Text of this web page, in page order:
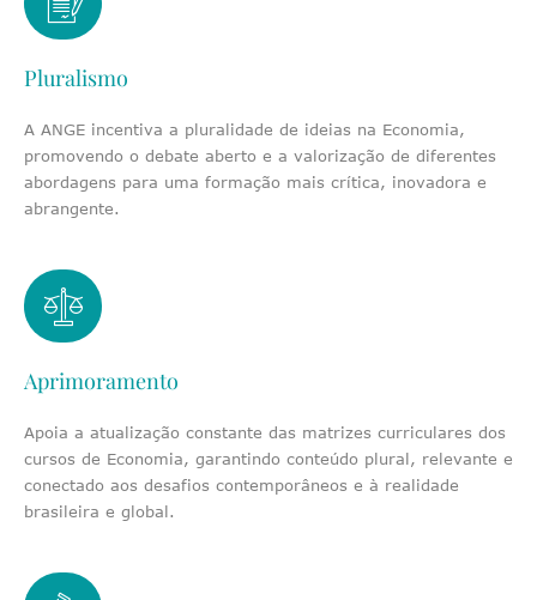
Pluralismo
A ANGE incentiva a pluralidade de ideias na Economia,
promovendo o debate aberto e a valorização de diferentes
abordagens para uma formação mais crítica, inovadora e
abrangente.
Aprimoramento
Apoia a atualização constante das matrizes curriculares dos
cursos de Economia, garantindo conteúdo plural, relevante e
conectado aos desafios contemporâneos e à realidade
brasileira e global.